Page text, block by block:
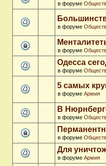
в форуме
в форуме
в форуме
Одесса
в форуме
5 самых
в форуме Армия
В
в форуме
в форуме
Для
в форуме Армия